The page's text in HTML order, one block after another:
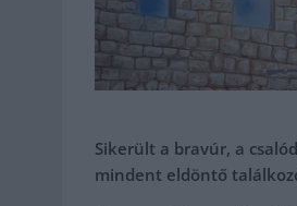
Sikerült a bravúr, a
mindent eldöntő